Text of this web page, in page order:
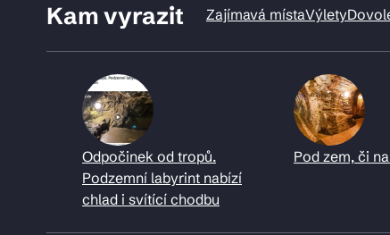
Kam vyrazit Zajímavá místaVýlety
Odpočinek od tropů.
Podzemní labyrint nabízí
chlad i svítící chodbu
Pod zem, či